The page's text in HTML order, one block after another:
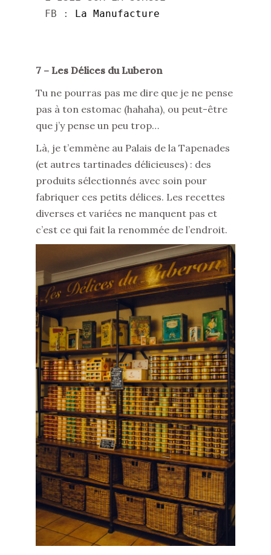
FB : La Manufacture
7 – Les Délices du Luberon
Tu ne pourras pas me dire que je ne pense
pas à ton estomac (hahaha), ou peut-être
que j’y pense un peu trop…
Là, je t’emmène au Palais de la Tapenades
(et autres tartinades délicieuses) : des
produits sélectionnés avec soin pour
fabriquer ces petits délices. Les recettes
diverses et variées ne manquent pas et
c’est ce qui fait la renommée de l’endroit.